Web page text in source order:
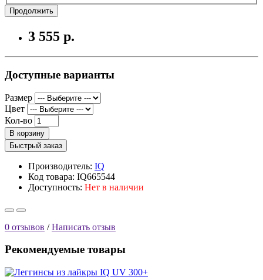
Продолжить
3 555 р.
Доступные варианты
Размер
Цвет
Кол-во
В корзину
Быстрый заказ
Производитель: IQ
Код товара: IQ665544
Доступность: Нет в наличии
0 отзывов /Написать отзыв
Рекомендуемые товары